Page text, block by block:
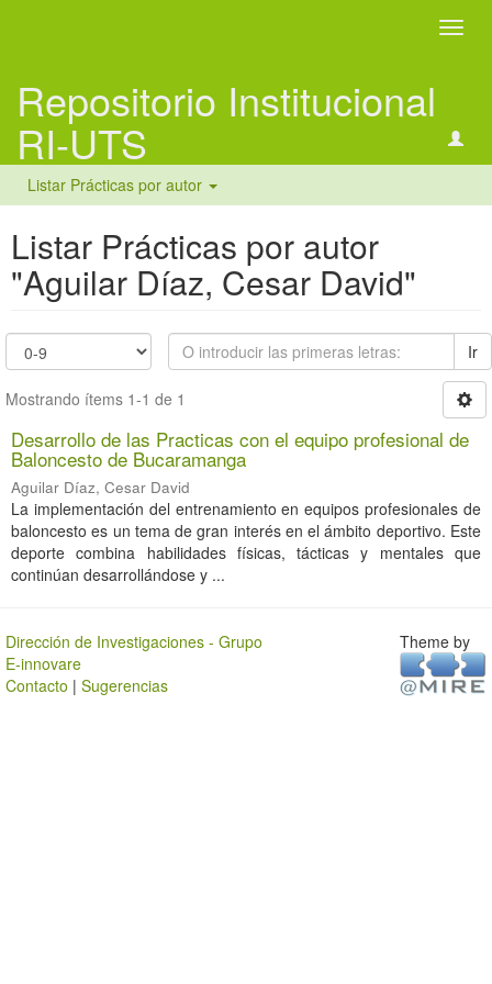
Repositorio Institucional
RI-UTS
Listar Prácticas por autor
Listar Prácticas por autor
"Aguilar Díaz, Cesar David"
Ir
Mostrando ítems 1-1 de 1
Desarrollo de las Practicas con el equipo profesional de
Baloncesto de Bucaramanga
Aguilar Díaz, Cesar David
La implementación del entrenamiento en equipos profesionales de
baloncesto es un tema de gran interés en el ámbito deportivo. Este
deporte combina habilidades físicas, tácticas y mentales que
continúan desarrollándose y ...
Dirección de Investigaciones - Grupo
E-innovare
Contacto | Sugerencias
Theme by